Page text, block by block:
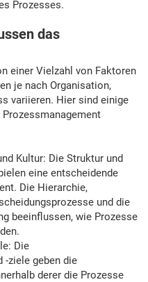
Prozesses.
das
einer Vielzahl von Faktoren
je nach Organisation,
variieren. Hier sind einige
Kultur: Die Struktur und
eine entscheidende
Die Hierarchie,
und die
beeinflussen, wie Prozesse
Die
-ziele geben die
derer die Prozesse